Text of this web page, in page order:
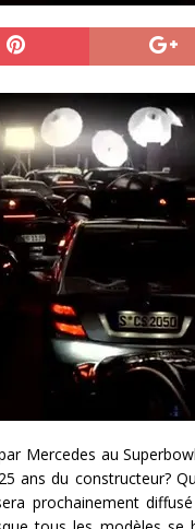
Mercedes au
ans du constructeur?
prochainement